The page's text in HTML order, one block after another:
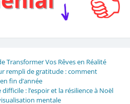
Transformer Vos Rêves en Réalité
rempli de gratitude : comment
fin d’année
: l’espoir et la résilience à Noël
mentale